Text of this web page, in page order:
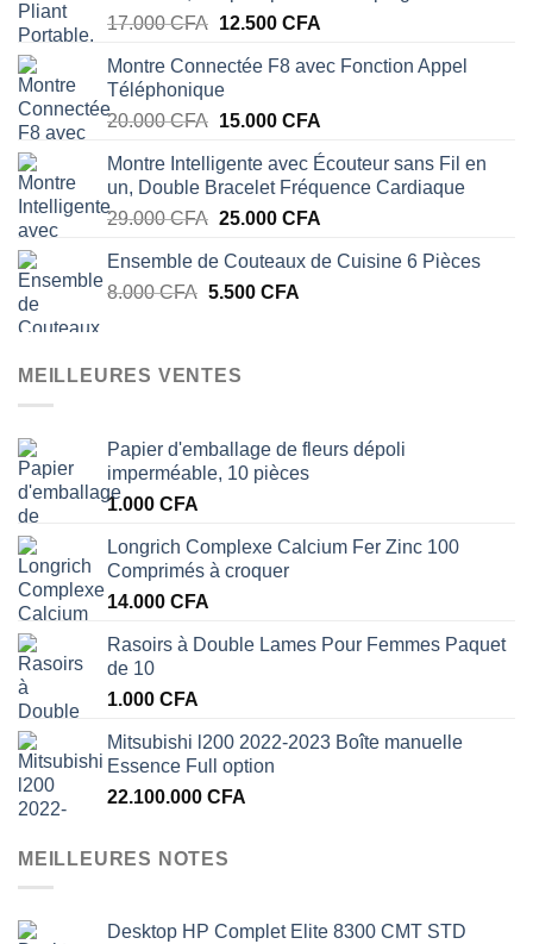
17.000CFA Le
initial
était :
17.000 CFA.
12.500 CFALe
actuel
12.500 CFA.
Montre Connectée F8 avec Fonction Appel
Téléphonique
20.000CFA Le
initial
était :
20.000 CFA.
15.000 CFALe
actuel
est :
15.000 CFA.
Montre Intelligente avec Écouteur sans Fil en
un, Double Bracelet Fréquence Cardiaque
29.000CFA Le
initial
était :
25.000 CFALe
actuel
Ensemble de Couteaux de Cuisine 6 Pièces
8.000CFA Le
était :
5.500 CFALe
MEILLEURES VENTES
Papier d'emballage de fleurs dépoli
imperméable, 10 pièces
1.000 CFA
Longrich Complexe Calcium Fer Zinc 100
Comprimés à croquer
14.000 CFA
Rasoirs à Double Lames Pour Femmes Paquet
de 10
1.000 CFA
Mitsubishi l200 2022-2023 Boîte manuelle
Essence Full option
22.100.000 CFA
MEILLEURES NOTES
Desktop HP Complet Elite 8300 CMT STD